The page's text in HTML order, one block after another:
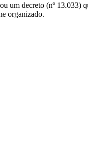
decreto (nº 13.033)
organizado.